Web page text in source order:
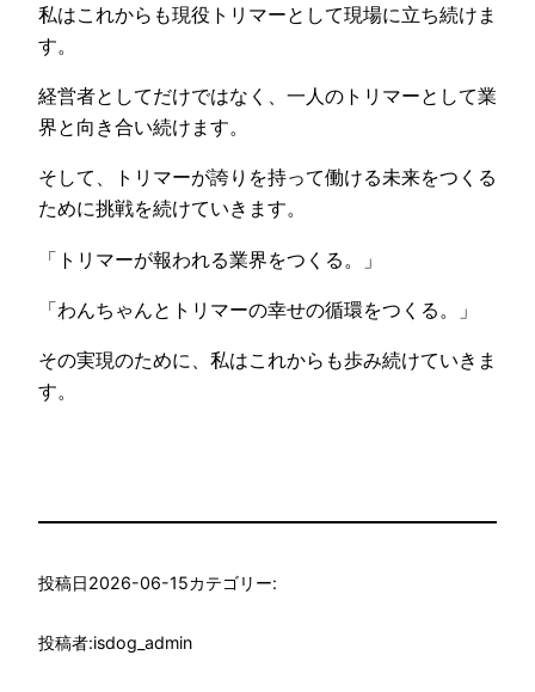
私はこれからも現役トリマーとして現場に立ち続けま
す。
経営者としてだけではなく、一人のトリマーとして業
界と向き合い続けます。
そして、トリマーが誇りを持って働ける未来をつくる
ために挑戦を続けていきます。
「トリマーが報われる業界をつくる。」
「わんちゃんとトリマーの幸せの循環をつくる。」
その実現のために、私はこれからも歩み続けていきま
す。
投稿日2026-06-15カテゴリー:
投稿者:isdog_admin